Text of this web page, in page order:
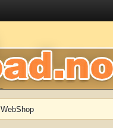
WebShop